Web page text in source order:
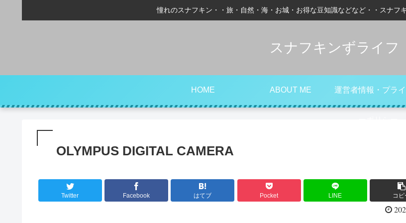
憧れのスナフキン・・旅・自然・海・お城・お得な豆知識などなど・・スナフ
スナフキンずライフ
HOME ABOUT ME 運営者情報・プラ
OLYMPUS DIGITAL CAMERA
Twitter Facebook はてブ Pocket LINE コピ